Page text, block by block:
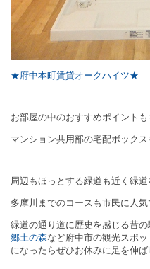
★府中本町賃貸オークハイツ★
お部屋の中のおすすめポイント
マンション共用部の宅配ボック
周辺もほっとする緑道も近く緑
多摩川までのコースも市民に人気
緑道の通り道に歴史を感じる昔
郷土の森など府中市の観光スポ
になったらぜひお休みに足を伸ば